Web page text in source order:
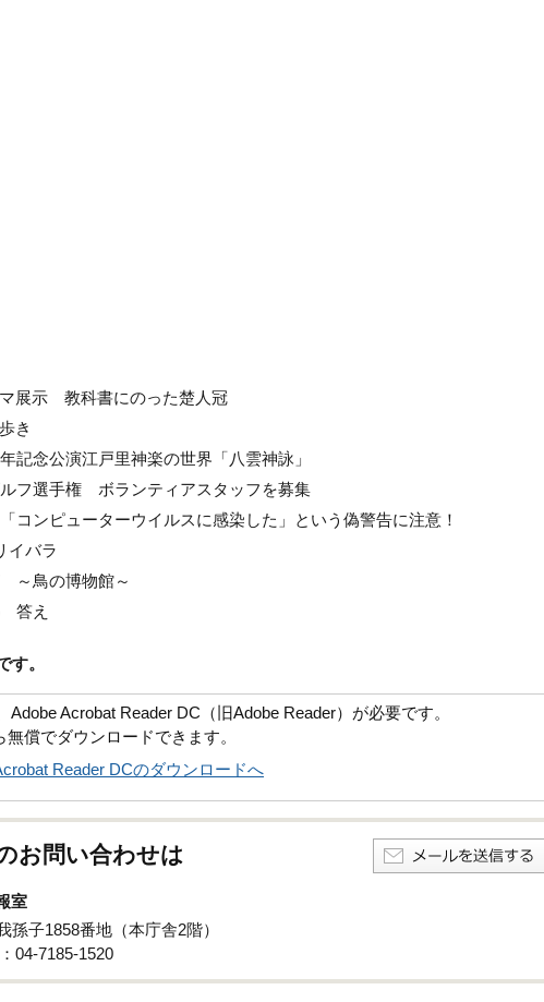
マ展示 教科書にのった楚人冠
き
念公演江戸里神楽の世界「八雲神詠」
フ選手権 ボランティアスタッフを募集
ンピューターウイルスに感染した」という偽警告に注意！
イバラ
～鳥の博物館～
答え
。
Acrobat Reader DC（旧Adobe Reader）が必要です。
償でダウンロードできます。
Reader DCのダウンロードへ
お問い合わせは
室
子1858番地（本庁舎2階）
04-7185-1520